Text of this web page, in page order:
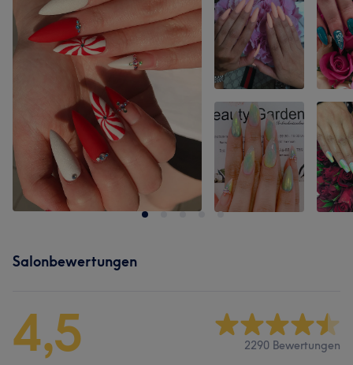
Salonbewertungen
4,5 2290 Bewertungen